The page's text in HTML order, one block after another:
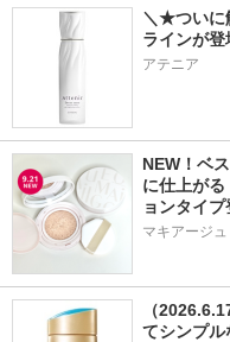
＼★ついに
ラインが
アテニア
NEW！ベ
に仕上が
ョンタイプ
マキアージュ
（
てシンプル